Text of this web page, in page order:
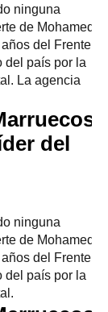
ninguna
de Mohamed
del Frente
del país por la
La agencia
del
ninguna
de Mohamed
del Frente
del país por la